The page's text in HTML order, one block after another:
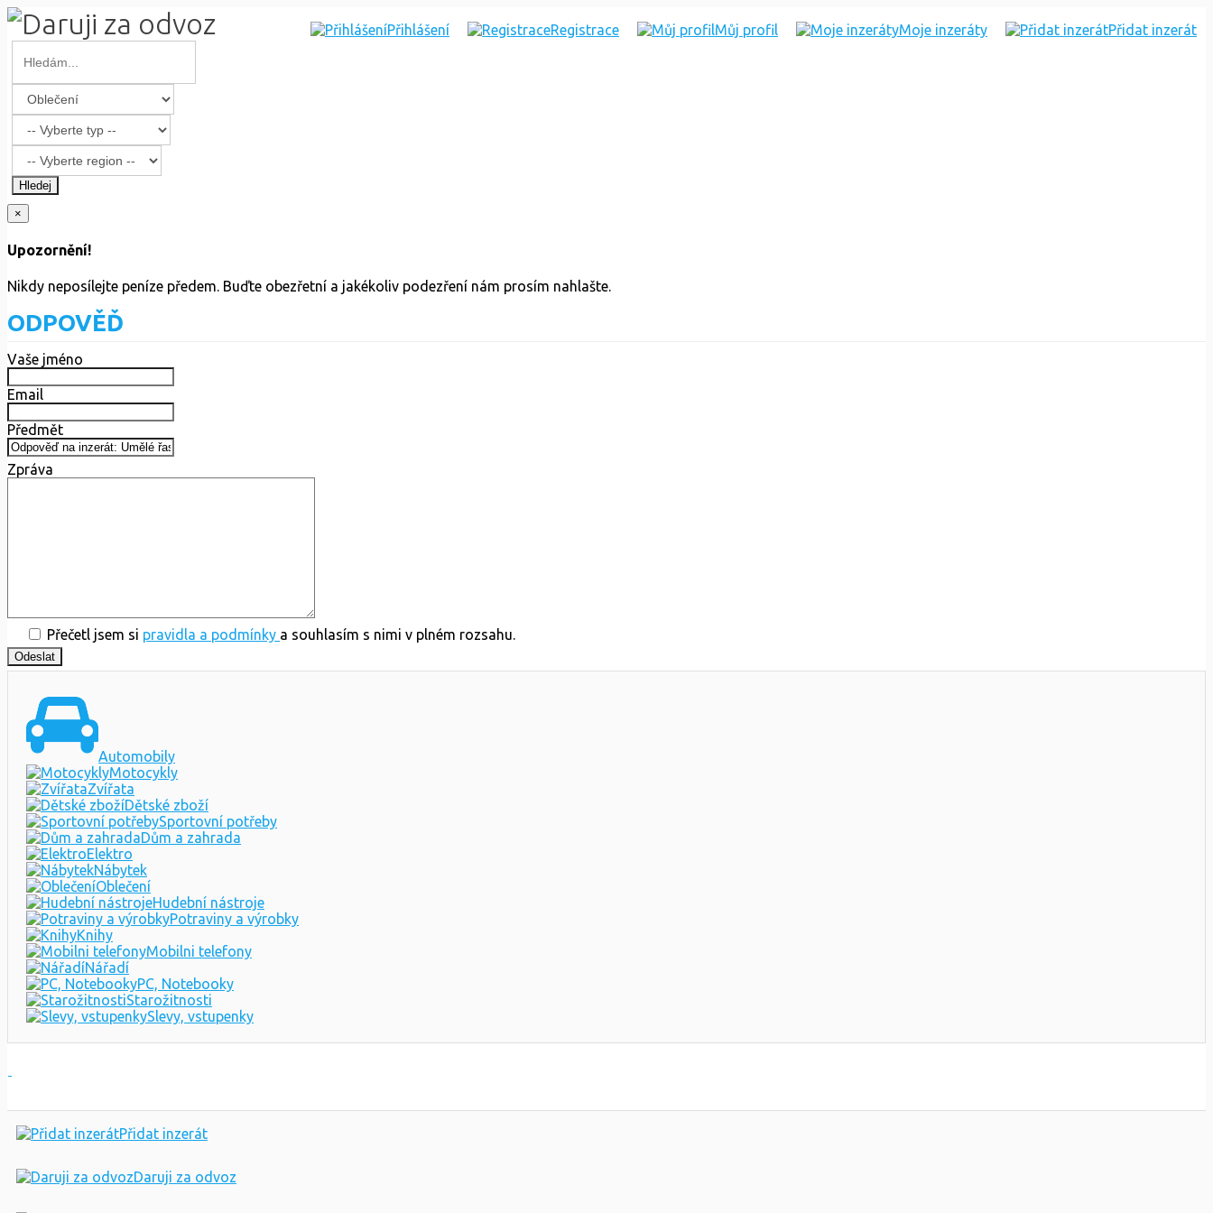
Přihlášení Registrace Můj profil Moje inzeráty Přidat inzerát
Hledej
×
Upozornění!
Nikdy neposílejte peníze předem. Buďte obezřetní a jakékoliv podezření nám prosím nahlašte.
ODPOVĚĎ
Vaše jméno
Email
Předmět
Zpráva
Přečetl jsem si pravidla a podmínky a souhlasím s nimi v plném rozsahu.
Automobily
Motocykly
Zvířata
Dětské zboží
Sportovní potřeby
Dům a zahrada
Elektro
Nábytek
Oblečení
Hudební nástroje
Potraviny a výrobky
Knihy
Mobilni telefony
Nářadí
PC, Notebooky
Starožitnosti
Slevy, vstupenky
Přidat inzerát
Daruji za odvoz